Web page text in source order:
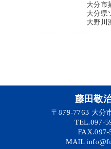
大分市
大分県
大野川
藤田敬
〒879-7763 大分
TEL.097-
FAX.097-
MAIL